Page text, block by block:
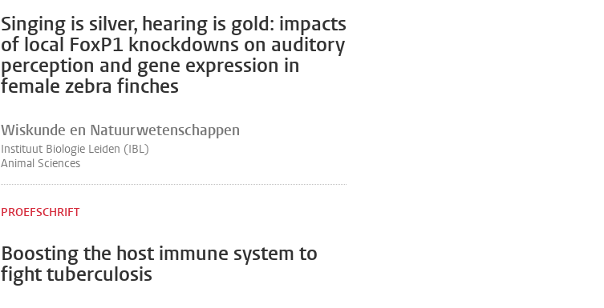
Singing is silver, hearing is gold: impacts
of local FoxP1 knockdowns on auditory
perception and gene expression in
female zebra finches
Wiskunde en Natuurwetenschappen
Instituut Biologie Leiden (IBL)
Animal Sciences
Boosting the host immune system to
fight tuberculosis
PROEFSCHRIFT